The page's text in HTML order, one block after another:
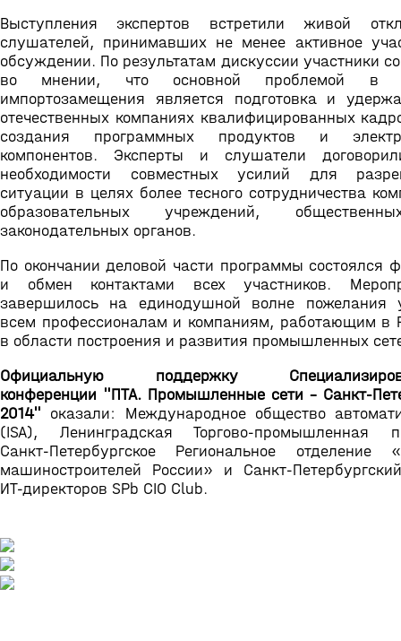
Выступления экспертов встретили живой
слушателей, принимавших не менее активное
обсуждении. По результатам дискуссии участники
во мнении, что основной проблемой в
импортозамещения является подготовка и
отечественных компаниях квалифицированных
создания программных продуктов и
компонентов. Эксперты и слушатели
необходимости совместных усилий для
ситуации в целях более тесного сотрудничества
образовательных учреждений,
законодательных органов.
По окончании деловой части программы состоялся
и обмен контактами всех участников.
завершилось на единодушной волне пожелания
всем профессионалам и компаниям, работающим в
в области построения и развития промышленных
Официальную поддержку
конференции "ПТА. Промышленные сети - Санкт-
2014" оказали: Международное общество
(ISA), Ленинградская Торгово-промышленная
Санкт-Петербургское Региональное отделение
машиностроителей России» и Санкт-
ИТ-директоров SPb CIO Club.